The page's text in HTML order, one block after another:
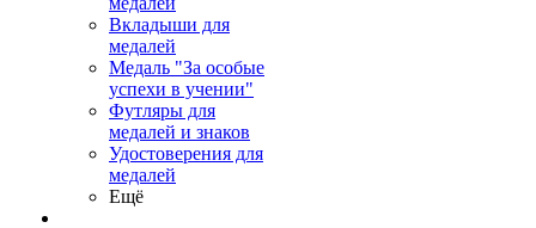
Вкладыши для
медалей
Медаль "За особые
успехи в учении"
Футляры для
медалей и знаков
Удостоверения для
медалей
Ещё